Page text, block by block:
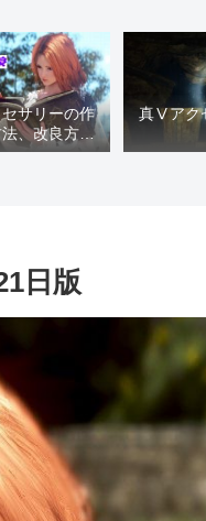
サリーの作
、改良方法
い砂漠冒険
真Ⅴアク
日版